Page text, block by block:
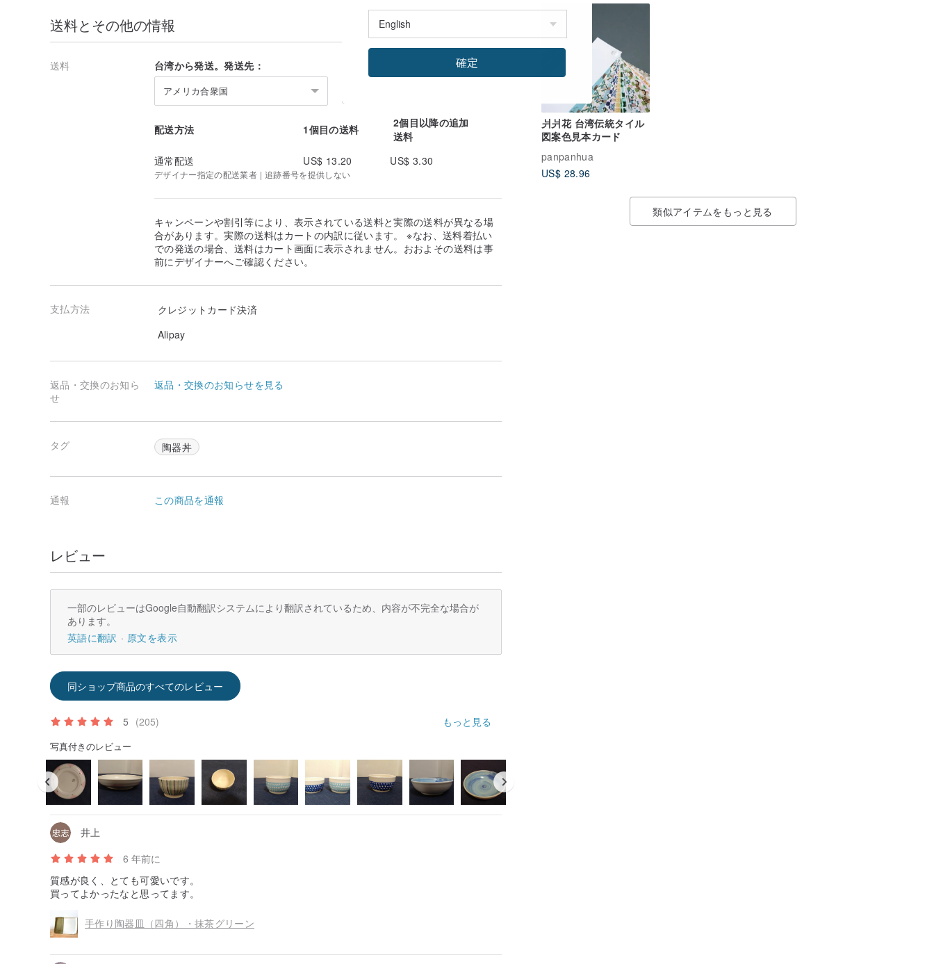
爿爿花 台湾伝統タイル
図案色見本カード
panpanhua
US$ 28.96
類似アイテムをもっと見る
送料とその他の情報
送料 台湾から発送。発送先：
アメリカ合衆国
配送方法 1個目の送料
2個目以降の追加
送料
通常配送
US$ 13.20 US$ 3.30
デザイナー指定の配送業者 | 追跡番号を提供しない
キャンペーンや割引等により、表示されている送料と実際の送料が異なる場
合があります。実際の送料はカートの内訳に従います。 ※なお、送料着払い
での発送の場合、送料はカート画面に表示されません。おおよその送料は事
前にデザイナーへご確認ください。
支払方法
クレジットカード決済
Alipay
返品・交換のお知ら
せ
返品・交換のお知らせを見る
タグ 陶器丼
通報 この商品を通報
レビュー
一部のレビューはGoogle自動翻訳システムにより翻訳されているため、内容が不完全な場合が
あります。
英語に翻訳
原文を表示
同ショップ商品のすべてのレビュー
5 (205) もっと見る
写真付きのレビュー
井上
6 年前に
質感が良く、とても可愛いです。
買ってよかったなと思ってます。
手作り陶器皿（四角）・抹茶グリーン
確定